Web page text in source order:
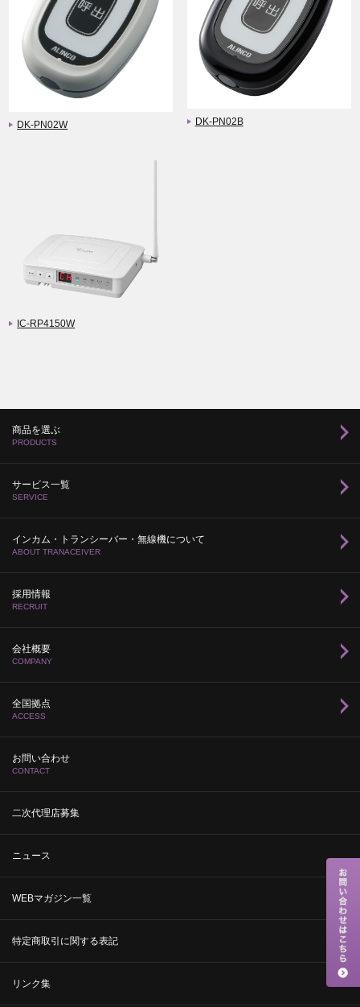
DK-PN02W DK-PN02B
IC-RP4150W
商品を選ぶ
PRODUCTS
サービス一覧
SERVICE
インカム・トランシーバー・無線機について
ABOUT TRANACEIVER
採用情報
RECRUIT
会社概要
COMPANY
全国拠点
ACCESS
お問い合わせ
CONTACT
二次代理店募集
ニュース
WEBマガジン一覧
特定商取引に関する表記
リンク集